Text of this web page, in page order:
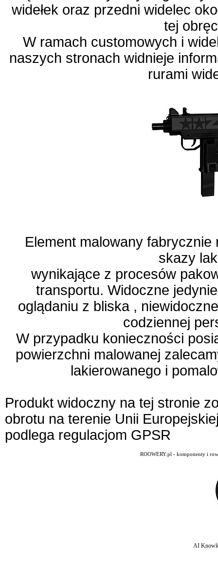
widełek oraz przedni widelec
tej
W ramach customowych i
naszych stronach widnieje
rurami
Element malowany
skazy
wynikające z procesów
transportu. Widoczne
oglądaniu z bliska ,
codziennej
W przypadku konieczności
powierzchni malowanej
lakierowanego i
Produkt widoczny na tej stronie
obrotu na terenie Unii
podlega regulacjom GPSR
ROOWERY.pl - komponenty i
AI